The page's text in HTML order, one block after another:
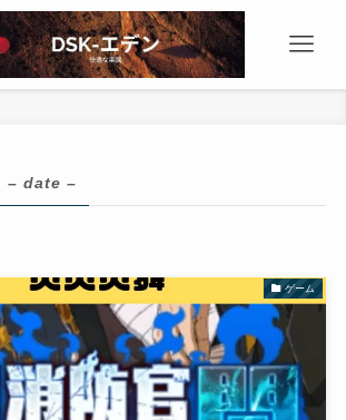
– date –
ゲーム